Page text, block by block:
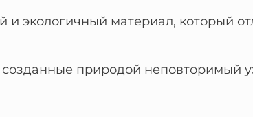
и экологичный материал, который
природой неповторимый